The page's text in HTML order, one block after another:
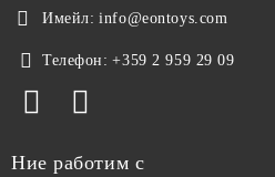
Имейл: info@eontoys.com
Телефон: +359 2 959 29 09
Ние работим с